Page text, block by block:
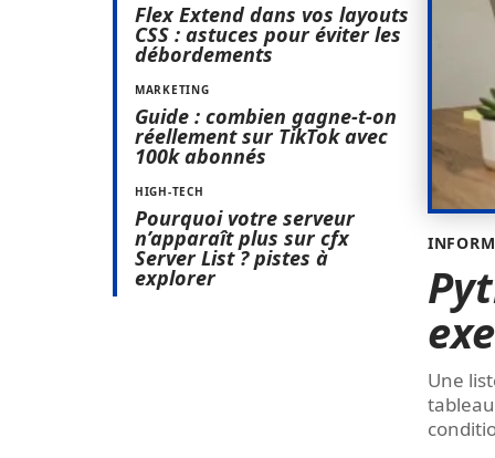
Flex Extend dans vos layouts
CSS : astuces pour éviter les
débordements
MARKETING
Guide : combien gagne-t-on
réellement sur TikTok avec
100k abonnés
HIGH-TECH
Pourquoi votre serveur
n’apparaît plus sur cfx
Server List ? pistes à
explorer
Une